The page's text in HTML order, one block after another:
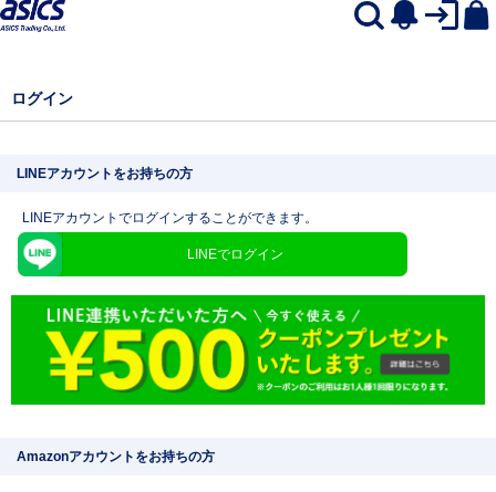
ログイン
LINEアカウントをお持ちの方
LINEアカウントでログインすることができます。
LINEでログイン
Amazonアカウントをお持ちの方